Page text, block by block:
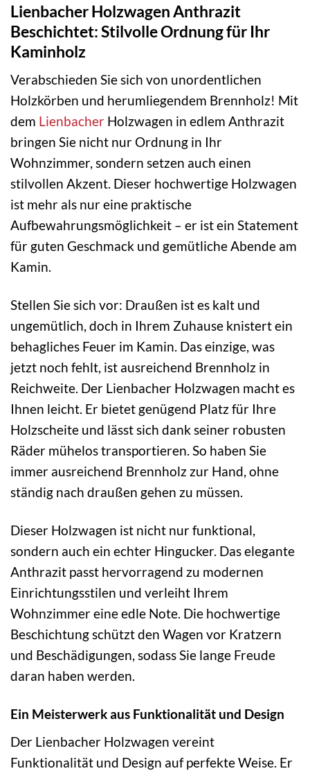
Lienbacher Holzwagen Anthrazit
Beschichtet: Stilvolle Ordnung für Ihr
Kaminholz
Verabschieden Sie sich von unordentlichen
Holzkörben und herumliegendem Brennholz! Mit
dem Lienbacher Holzwagen in edlem Anthrazit
bringen Sie nicht nur Ordnung in Ihr
Wohnzimmer, sondern setzen auch einen
stilvollen Akzent. Dieser hochwertige Holzwagen
ist mehr als nur eine praktische
Aufbewahrungsmöglichkeit – er ist ein Statement
für guten Geschmack und gemütliche Abende am
Kamin.
Stellen Sie sich vor: Draußen ist es kalt und
ungemütlich, doch in Ihrem Zuhause knistert ein
behagliches Feuer im Kamin. Das einzige, was
jetzt noch fehlt, ist ausreichend Brennholz in
Reichweite. Der Lienbacher Holzwagen macht es
Ihnen leicht. Er bietet genügend Platz für Ihre
Holzscheite und lässt sich dank seiner robusten
Räder mühelos transportieren. So haben Sie
immer ausreichend Brennholz zur Hand, ohne
ständig nach draußen gehen zu müssen.
Dieser Holzwagen ist nicht nur funktional,
sondern auch ein echter Hingucker. Das elegante
Anthrazit passt hervorragend zu modernen
Einrichtungsstilen und verleiht Ihrem
Wohnzimmer eine edle Note. Die hochwertige
Beschichtung schützt den Wagen vor Kratzern
und Beschädigungen, sodass Sie lange Freude
daran haben werden.
Ein Meisterwerk aus Funktionalität und Design
Der Lienbacher Holzwagen vereint
Funktionalität und Design auf perfekte Weise. Er